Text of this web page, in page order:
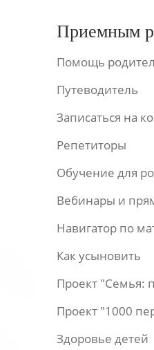
Приемным
Помощь
Путеводитель
Записаться на
Репетиторы
Обучение для
Вебинары и
Навигатор по
Как усыновить
Проект "Семья:
Проект "1000
Здоровье детей